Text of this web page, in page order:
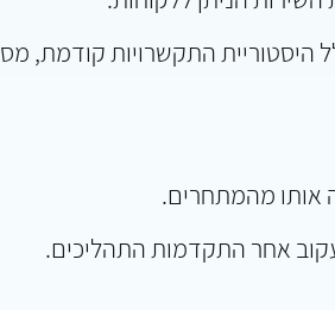
היסטוריית התקשרויות קודמת,
אותו מהמתחרים.
אחר התקדמות התהליכים.